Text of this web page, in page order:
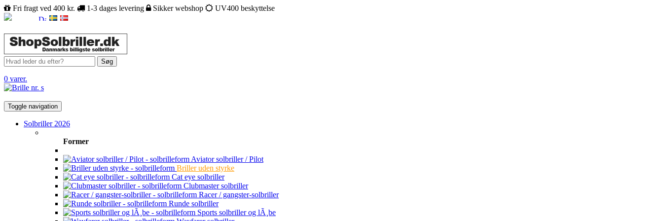
Fri fragt ved 400 kr. 1-3 dages levering Sikker webshop UV400 beskyttelse
Søg
0 varer.
Toggle navigation
Solbriller 2026
Former
Aviator solbriller / Pilot
Briller uden styrke
Cat eye solbriller
Clubmaster solbriller
Racer / gangster-solbriller
Runde solbriller
Sports solbriller og lÃ¸be